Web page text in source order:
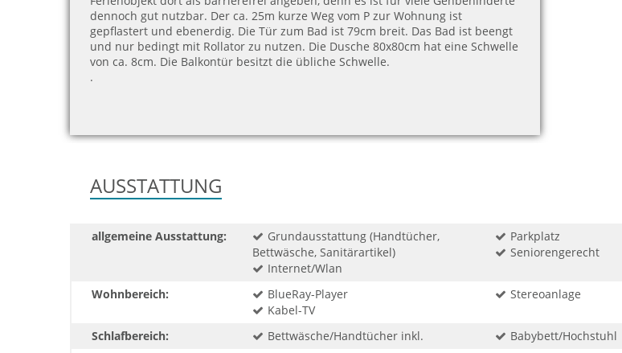
dennoch gut nutzbar. Der ca. 25m kurze Weg vom P zur Wohnung ist
gepflastert und ebenerdig. Die Tür zum Bad ist 79cm breit. Das Bad ist beengt
und nur bedingt mit Rollator zu nutzen. Die Dusche 80x80cm hat eine Schwelle
von ca. 8cm. Die Balkontür besitzt die übliche Schwelle.
.
AUSSTATTUNG
allgemeine Ausstattung:
Grundausstattung (Handtücher,
Bettwäsche, Sanitärartikel)
Parkplatz
Seniorengerecht
Internet/Wlan
Wohnbereich:
BlueRay-Player Stereoanlage
Kabel-TV
Schlafbereich:
Bettwäsche/Handtücher inkl.
Babybett/Hochstuhl